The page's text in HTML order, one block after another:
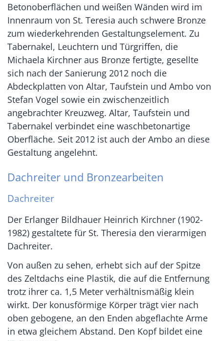
Betonoberflächen und weißen Wänden wird im
Innenraum von St. Teresia auch schwere Bronze
zum wiederkehrenden Gestaltungselement. Zu
Tabernakel, Leuchtern und Türgriffen, die
Michaela Kirchner aus Bronze fertigte, gesellte
sich nach der Sanierung 2012 noch die
Abdeckplatten von Altar, Taufstein und Ambo von
Stefan Vogel sowie ein zwischenzeitlich
angebrachter Kreuzweg. Altar, Taufstein und
Tabernakel verbindet eine waschbetonartige
Oberfläche. Seit 2012 ist auch der Ambo an diese
Gestaltung angelehnt.
Dachreiter und Bronzearbeiten
Dachreiter
Der Erlanger Bildhauer Heinrich Kirchner (1902-
1982) gestaltete für St. Theresia den vierarmigen
Dachreiter.
Von außen zu sehen, erhebt sich auf der Spitze
des Zeltdachs eine Plastik, die auf die Entfernung
trotz ihrer ca. 1,5 Meter verhältnismäßig klein
wirkt. Der konusförmige Körper trägt vier nach
oben gebogene, an den Enden abgeflachte Arme
in etwa gleichem Abstand. Den Kopf bildet eine